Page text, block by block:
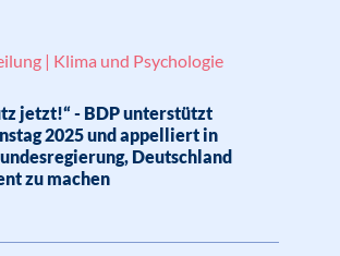
| Klima und Psychologie
jetzt!“ - BDP unterstützt
2025 und appelliert in
Deutschland
zu machen